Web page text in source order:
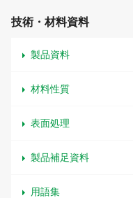
技術・材料資料
製品資料
材料性質
表面処理
製品補足資料
用語集